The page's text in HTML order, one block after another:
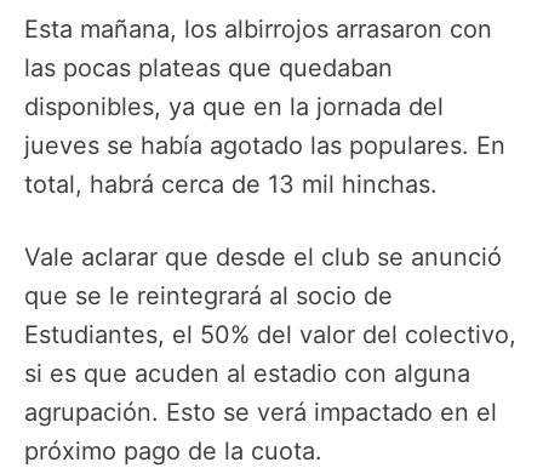
Esta mañana, los albirrojos arrasaron con
las pocas plateas que quedaban
disponibles, ya que en la jornada del
jueves se había agotado las populares. En
total, habrá cerca de 13 mil hinchas.
Vale aclarar que desde el club se anunció
que se le reintegrará al socio de
Estudiantes, el 50% del valor del colectivo,
si es que acuden al estadio con alguna
agrupación. Esto se verá impactado en el
próximo pago de la cuota.